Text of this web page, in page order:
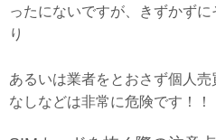
ったにないですが、きずかず
り
あるいは業者をとおさず個人
なしなどは非常に危険です！！